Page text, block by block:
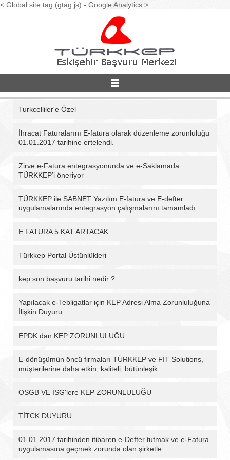
< Global site tag (gtag.js) - Google Analytics >
Hizmetlerimiz
Çözümlerimiz
Turkcelliler'e Özel
İhracat Faturalarını E-fatura olarak düzenleme zorunluluğu
01.01.2017 tarihine ertelendi.
Zirve e-Fatura entegrasyonunda ve e-Saklamada
TÜRKKEP’i öneriyor
TÜRKKEP ile SABNET Yazılım E-fatura ve E-defter
uygulamalarında entegrasyon çalışmalarını tamamladı.
E FATURA 5 KAT ARTACAK
Türkkep Portal Üstünlükleri
kep son başvuru tarihi nedir ?
Yapılacak e-Tebligatlar için KEP Adresi Alma Zorunluluğuna
İlişkin Duyuru
EPDK dan KEP ZORUNLULUĞU
E-dönüşümün öncü firmaları TÜRKKEP ve FIT Solutions,
müşterilerine daha etkin, kaliteli, bütünleşik
OSGB VE İSG'lere KEP ZORUNLULUĞU
TİTCK DUYURU
01.01.2017 tarihinden itibaren e-Defter tutmak ve e-Fatura
uygulamasına geçmek zorunda olan şirketle